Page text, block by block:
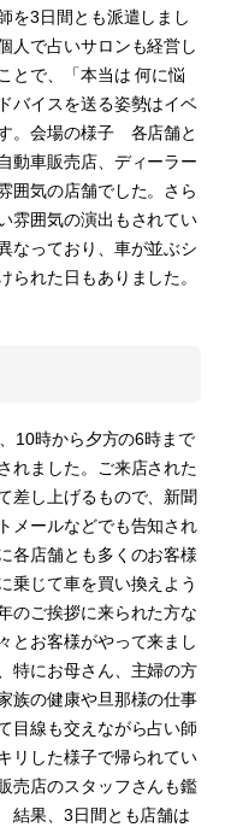
を3日間とも派遣しまし
人で占いサロンも経営し
とで、「本当は 何に悩
バイスを送る姿勢はイベ
。会場の様子 各店舗と
動車販売店、ディーラー
囲気の店舗でした。さら
雰囲気の演出もされてい
なっており、車が並ぶシ
られた日もありました。
10時から夕方の6時まで
れました。ご来店された
差し上げるもので、新聞
メールなどでも告知され
店舗とも多くのお客様
乗じて車を買い換えよう
のご挨拶に来られた方な
とお客様がやって来まし
特にお母さん、主婦の方
族の健康や旦那様の仕事
目線も交えながら占い師
リした様子で帰られてい
売店のスタッフさんも鑑
結果、3日間とも店舗は